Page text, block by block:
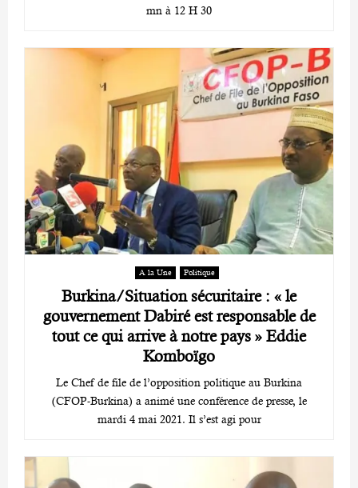
mn à 12 H 30
A la Une Politique
Burkina/Situation sécuritaire : « le
gouvernement Dabiré est responsable de
tout ce qui arrive à notre pays » Eddie
Komboïgo
Le Chef de file de l’opposition politique au Burkina
(CFOP-Burkina) a animé une conférence de presse, le
mardi 4 mai 2021. Il s’est agi pour